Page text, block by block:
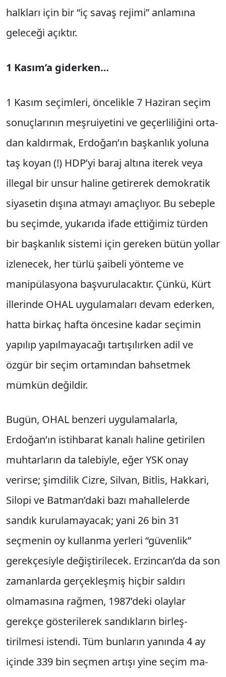
halkları için bir “iç savaş rejimi” anlamına
geleceği açıktır.
1 Kasım’a giderken…
1 Kasım seçimleri, öncelikle 7 Haziran seçim
sonuçlarının meşruiyetini ve geçerliliğini orta­
dan kaldırmak, Erdoğan’ın başkanlık yoluna
taş koyan (!) HDP’yi baraj altına iterek veya
illegal bir unsur haline getirerek demokratik
siyasetin dışına atmayı amaçlıyor. Bu sebeple
bu seçimde, yukarıda ifade ettiğimiz türden
bir başkanlık sistemi için gereken bütün yollar
izlenecek, her türlü şaibeli yönteme ve
manipülasyona başvurulacaktır. Çünkü, Kürt
illerinde OHAL uygulamaları devam ederken,
hatta birkaç hafta öncesine kadar seçimin
yapılıp yapılmayacağı tartışılırken adil ve
özgür bir seçim ortamından bahsetmek
mümkün değildir.
Bugün, OHAL benzeri uygulamalarla,
Erdoğan’ın istihbarat kanalı haline getirilen
muhtarların da talebiyle, eğer YSK onay
verirse; şimdilik Cizre, Silvan, Bitlis, Hakkari,
Silopi ve Batman’daki bazı mahallelerde
sandık kurula­mayacak; yani 26 bin 31
seçmenin oy kullanma yerleri “güvenlik”
gerekçesiyle değiştirilecek. Erzincan’da da son
zamanlarda gerçekleşmiş hiçbir saldırı
olmamasına rağmen, 1987’deki olaylar
gerekçe gösterilerek sandıkların birleş­
tirilmesi istendi. Tüm bunların yanında 4 ay
içinde 339 bin seçmen artışı yine seçim ma­